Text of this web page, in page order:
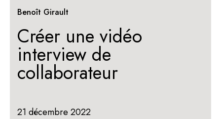
Benoît Girault
Créer une vidéo
interview de
collaborateur
21 décembre 2022